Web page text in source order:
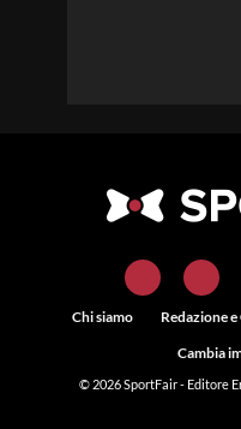
Chi siamo Redazione
Cambia
© 2026SportFair- Editore